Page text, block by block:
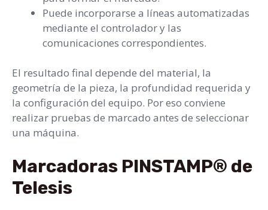
Puede incorporarse a líneas automatizadas
mediante el controlador y las
comunicaciones correspondientes.
El resultado final depende del material, la
geometría de la pieza, la profundidad requerida y
la configuración del equipo. Por eso conviene
realizar pruebas de marcado antes de seleccionar
una máquina.
Marcadoras PINSTAMP® de
Telesis